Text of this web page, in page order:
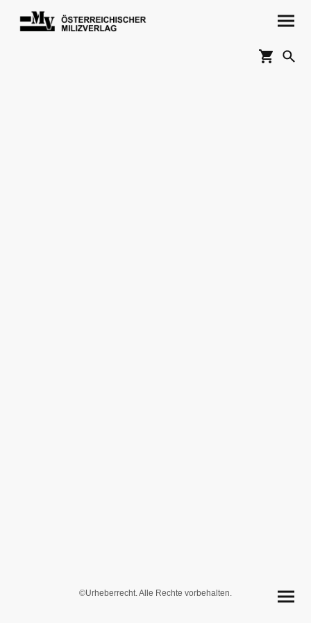
©Urheberrecht. Alle Rechte vorbehalten.